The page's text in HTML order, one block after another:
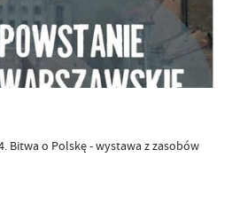
Bitwa o Polskę - wystawa z zasobów